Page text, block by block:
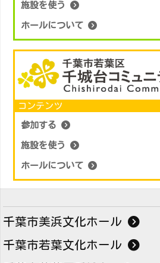
施設を使う
ホールについて
コンテンツ
参加する
施設を使う
ホールについて
千葉市美浜文化ホール
千葉市若葉文化ホール